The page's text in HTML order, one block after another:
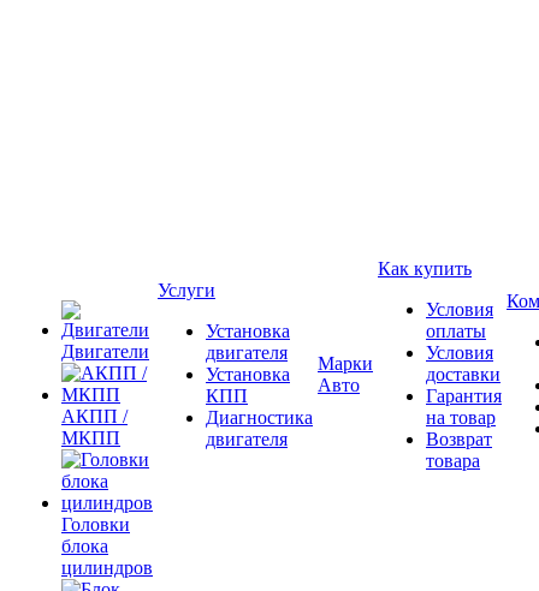
Двигатели
АКПП /
МКПП
Головки
блока
цилиндров
Услуги
Установка
двигателя
Установка
КПП
Диагностика
двигателя
Марки
Авто
Как купить
Условия
оплаты
Условия
доставки
Гарантия
на товар
Возврат
товара